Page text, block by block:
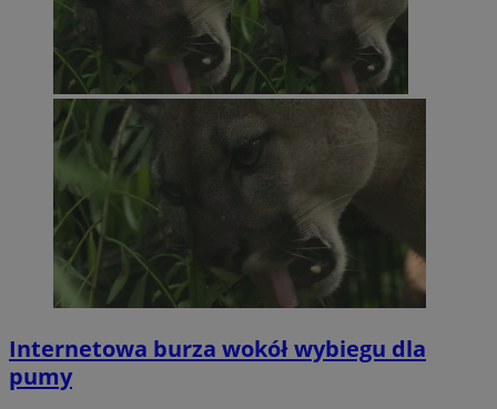
Internetowa burza wokół wybiegu dla
pumy